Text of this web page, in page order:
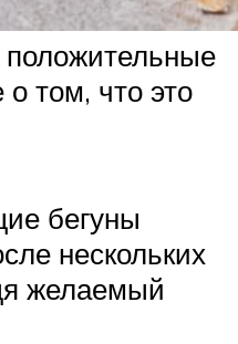
положительные
том, что это
бегуны
нескольких
желаемый